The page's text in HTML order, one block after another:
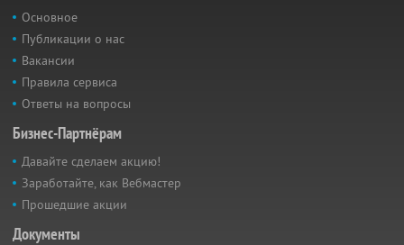
Основное
Публикации о нас
Вакансии
Правила сервиса
Ответы на вопросы
Бизнес-Партнёрам
Давайте сделаем акцию!
Заработайте, как Вебмастер
Прошедшие акции
Документы